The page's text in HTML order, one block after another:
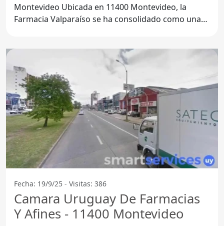
Montevideo Ubicada en 11400 Montevideo, la
Farmacia Valparaíso se ha consolidado como una
Fecha: 19/9/25 - Visitas: 386
Camara Uruguay De Farmacias
Y Afines - 11400 Montevideo